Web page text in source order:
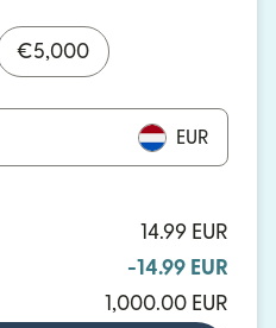
€5,000
EUR
14.99 EUR
-14.99 EUR
1,000.00 EUR